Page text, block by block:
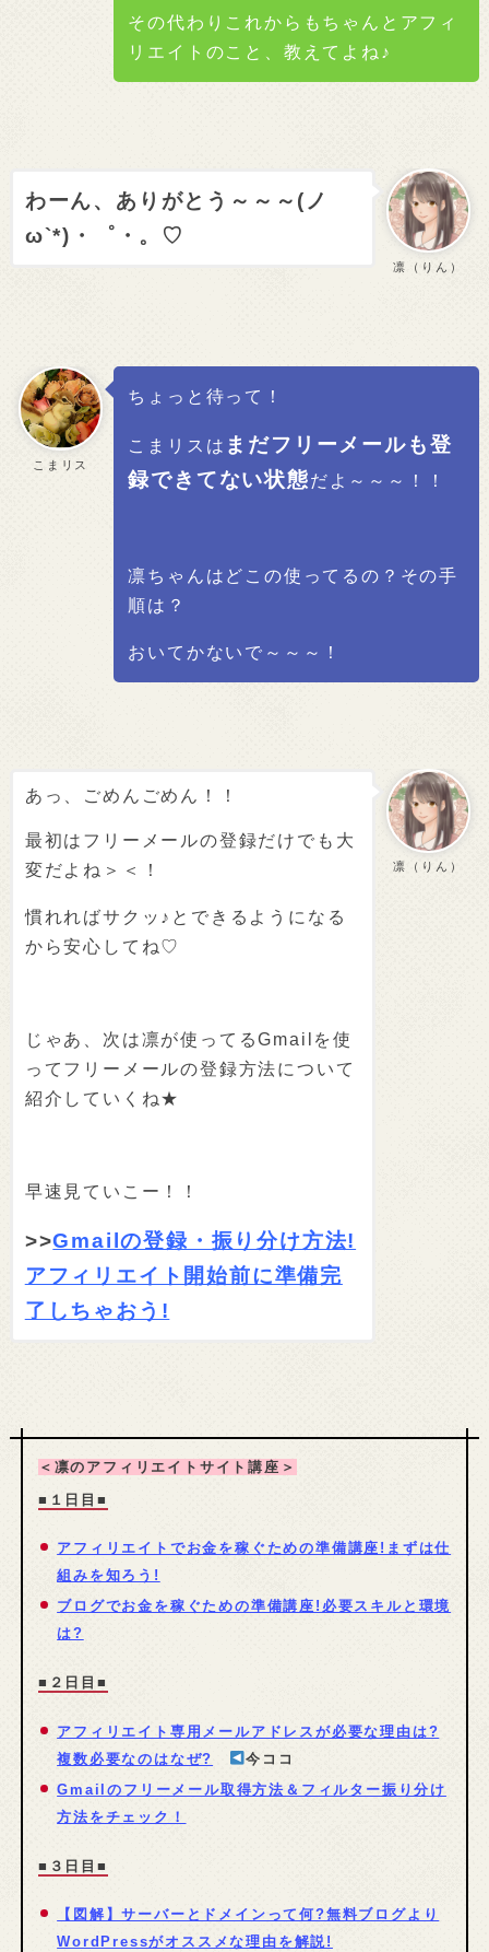
その代わりこれからもちゃんとアフィ
リエイトのこと、教えてよね♪
凛（りん）
わーん、ありがとう～～～(ノ
ω`*)・゜・。♡
こまリス
ちょっと待って！
こまリスは まだフリーメールも登
録できてない状態だよ～～～！！
凛ちゃんはどこの使ってるの？その手
順は？
おいてかないで～～～！
凛（りん）
あっ、ごめんごめん！！
最初はフリーメールの登録だけでも大
変だよね＞＜！
慣れればサクッ♪とできるようになる
から安心してね♡
じゃあ、次は凛が使ってるGmailを使
ってフリーメールの登録方法について
紹介していくね★
早速見ていこー！！
>>Gmailの登録・振り分け方法!
アフィリエイト開始前に準備完
了しちゃおう!
＜凛のアフィリエイトサイト講座＞
■１日目■
アフィリエイトでお金を稼ぐための準備講座!まずは仕
組みを知ろう!
ブログでお金を稼ぐための準備講座!必要スキルと環境
は?
■２日目■
アフィリエイト専用メールアドレスが必要な理由は?
複数必要なのはなぜ?
今ココ
Gmailのフリーメール取得方法＆フィルター振り分け
方法をチェック！
■３日目■
【図解】サーバーとドメインって何?無料ブログより
WordPressがオススメな理由を解説!